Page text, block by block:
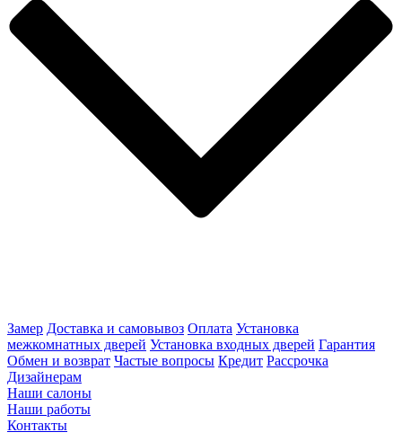
Замер Доставка и самовывоз Оплата Установка
межкомнатных дверей Установка входных дверей Гарантия
Обмен и возврат Частые вопросы Кредит Рассрочка
Дизайнерам
Наши салоны
Наши работы
Контакты